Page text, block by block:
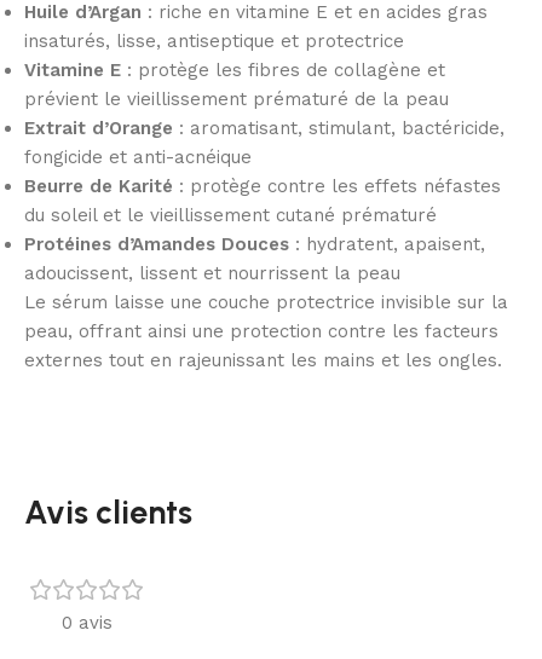
Huile d’Argan : riche en vitamine E et en acides gras
insaturés, lisse, antiseptique et protectrice
Vitamine E : protège les fibres de collagène et
prévient le vieillissement prématuré de la peau
Extrait d’Orange : aromatisant, stimulant, bactéricide,
fongicide et anti-acnéique
Beurre de Karité : protège contre les effets néfastes
du soleil et le vieillissement cutané prématuré
Protéines d’Amandes Douces : hydratent, apaisent,
adoucissent, lissent et nourrissent la peau
Le sérum laisse une couche protectrice invisible sur la
peau, offrant ainsi une protection contre les facteurs
externes tout en rajeunissant les mains et les ongles.
Avis clients
0 avis